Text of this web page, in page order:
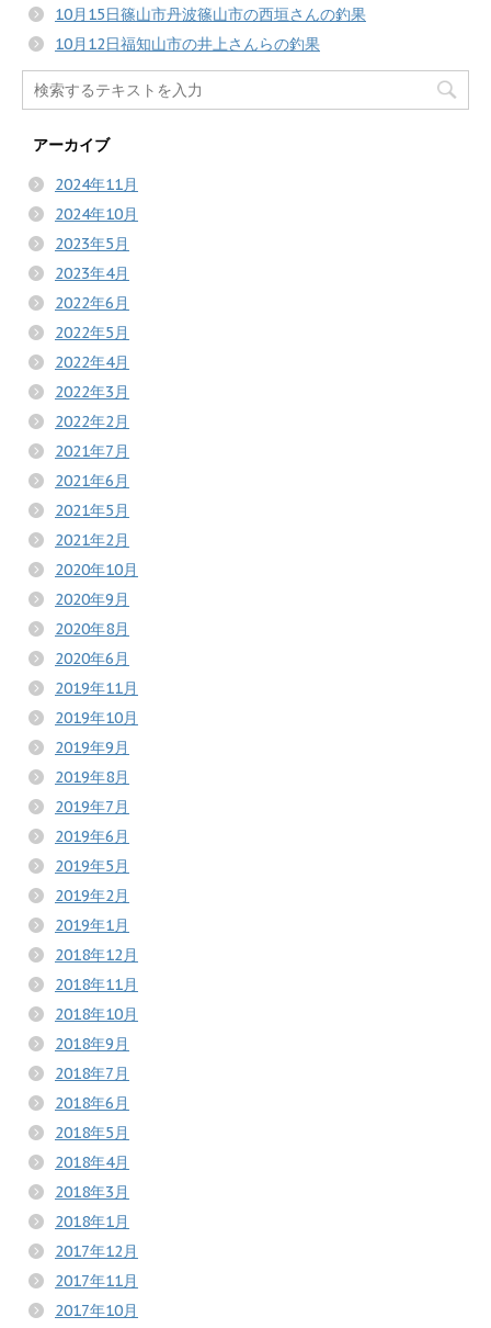
10月15日篠山市丹波篠山市の西垣さんの釣果
10月12日福知山市の井上さんらの釣果
アーカイブ
2024年11月
2024年10月
2023年5月
2023年4月
2022年6月
2022年5月
2022年4月
2022年3月
2022年2月
2021年7月
2021年6月
2021年5月
2021年2月
2020年10月
2020年9月
2020年8月
2020年6月
2019年11月
2019年10月
2019年9月
2019年8月
2019年7月
2019年6月
2019年5月
2019年2月
2019年1月
2018年12月
2018年11月
2018年10月
2018年9月
2018年7月
2018年6月
2018年5月
2018年4月
2018年3月
2018年1月
2017年12月
2017年11月
2017年10月